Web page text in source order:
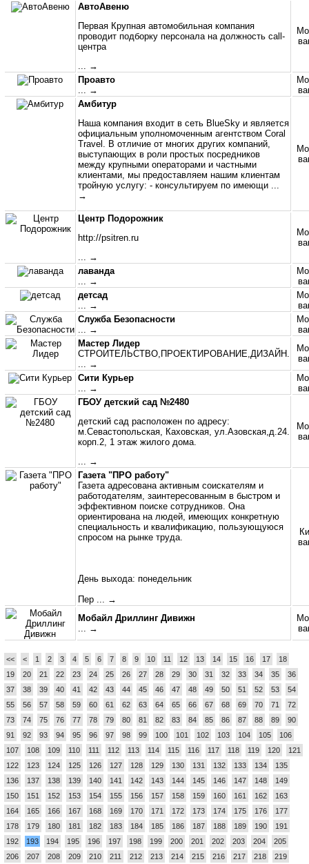
АвтоАвеню
Первая Крупная автомобильная компания
проводит подборку персонала на должность call-
центра
... →
Проавто
... →
Амбитур
Наша компания входит в сеть BlueSky и является
официальным уполномоченным агентством Coral
Travel. В отличие от многих других компаний,
выступающих в роли простых посредников
между крупными операторами и частными
клиентами, мы предоставляем нашим клиентам
тройную услугу: - консультируем по имеющи
→
Центр Подорожник
http://psitren.ru
... →
лаванда
... →
детсад
... →
Служба Безопасности
... →
Мастер Лидер
СТРОИТЕЛЬСТВО,ПРОЕКТИРОВАНИЕ,ДИЗАЙН.
... →
Сити Курьер
... →
ГБОУ детский сад №2480
детский сад расположен по адресу:
м.Севастопольская, Каховская, ул.Азовская,д.24.
корп.2, 1 этаж жилого дома.
... →
Газета "ПРО работу"
Газета адресована активным соискателям и
работодателям, заинтересованным в быстром и
эффективном поиске сотрудников. Она
ориентирована на людей, имеющих конкретную
специальность и квалификацию, пользующуюся
спросом на рынке труда.
День выхода: понедельник
Пер
... →
Мобайл Дриллинг Дивижн
... →
<< < 1 2 3 4 5 6 7 8 9 10 11 12 13 14 15 16 17
18
19
20 21 22 23 24 25 26 27 28 29 30 31 32 33 34 35
36
37
38 39 40 41 42 43 44 45 46 47 48 49 50 51 52 53
54
55
56 57 58 59 60 61 62 63 64 65 66 67 68 69 70 71
72
73
74 75 76 77 78 79 80 81 82 83 84 85 86 87 88 89
90
91
92 93 94 95 96 97 98 99 100 101 102 103 104 105
106
107
108 109 110 111 112 113 114 115 116 117 118 119 120
121
122
123 124 125 126 127 128 129 130 131 132 133 134
135
136
137 138 139 140 141 142 143 144 145 146 147 148
149
150
151 152 153 154 155 156 157 158 159 160 161 162
163
164
165 166 167 168 169 170 171 172 173 174 175 176
177
178
179 180 181 182 183 184 185 186 187 188 189 190
191
192
193 194 195 196 197 198 199 200 201 202 203 204
205
206
207 208 209 210 211 212 213 214 215 216 217 218
219